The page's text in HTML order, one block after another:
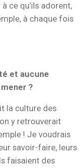
ce qu’ils adorent,
à chaque fois
et aucune
?
la culture des
y retrouverait
! Je voudrais
savoir-faire, leurs
faisaient des